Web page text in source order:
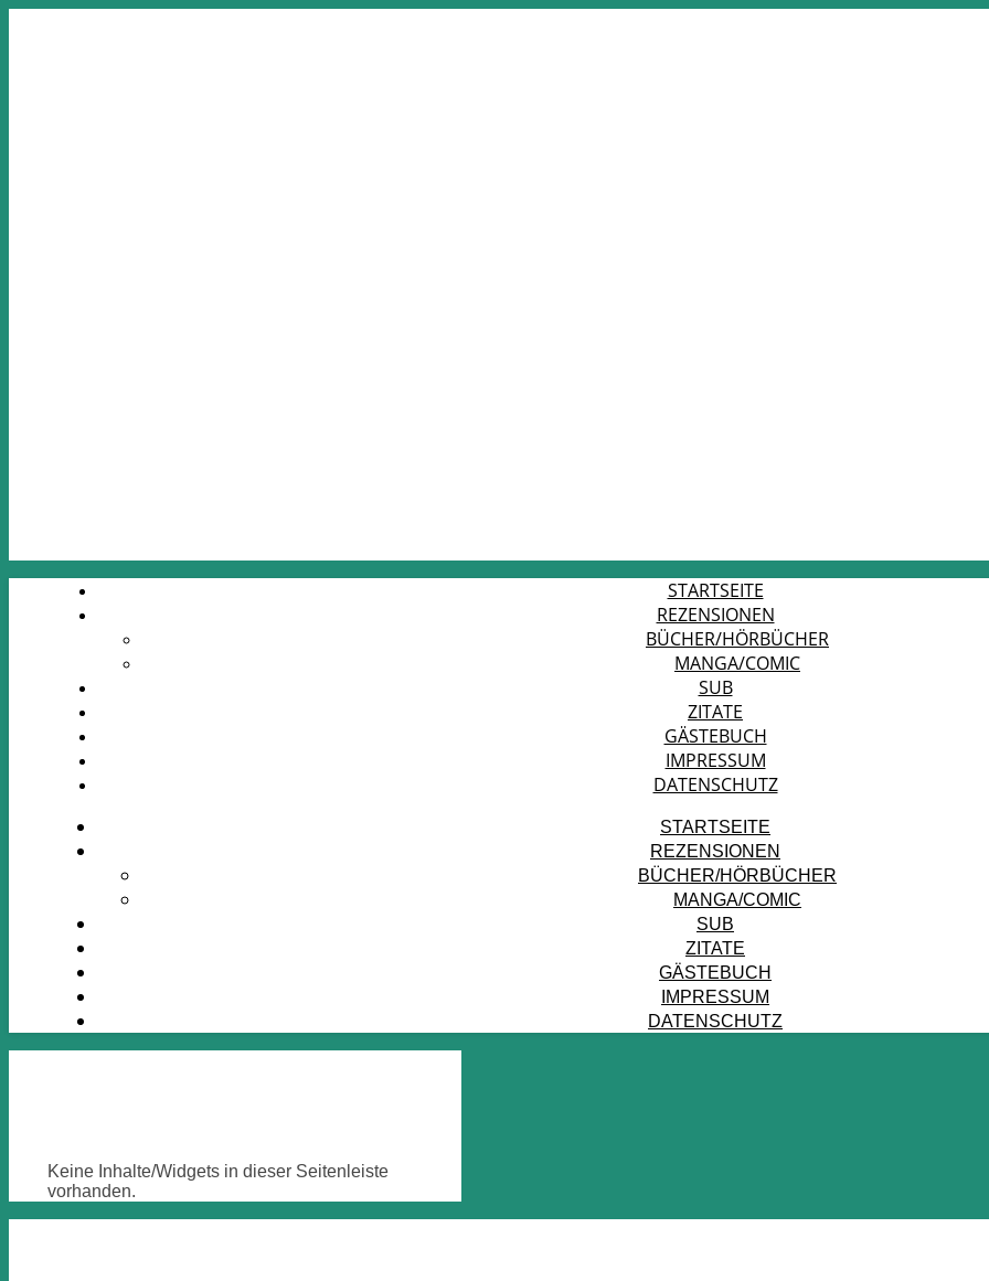
STARTSEITE
REZENSIONEN
BÜCHER/HÖRBÜCHER
MANGA/COMIC
SUB
ZITATE
GÄSTEBUCH
IMPRESSUM
DATENSCHUTZ
STARTSEITE
REZENSIONEN
BÜCHER/HÖRBÜCHER
MANGA/COMIC
SUB
ZITATE
GÄSTEBUCH
IMPRESSUM
DATENSCHUTZ
Keine Inhalte/Widgets in dieser Seitenleiste
vorhanden.